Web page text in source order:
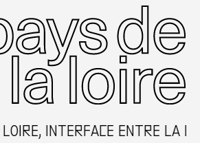
INTERFACE ENTRE LA